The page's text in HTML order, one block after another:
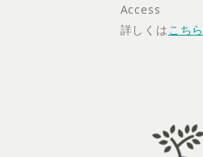
Access
詳しくは こちら